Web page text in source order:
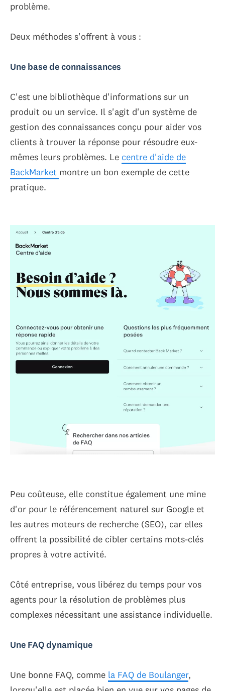
problème.
Deux méthodes s'offrent à vous :
Une base de connaissances
C'est une bibliothèque d'informations sur un
produit ou un service. Il s'agit d'un système de
gestion des connaissances conçu pour aider vos
clients à trouver la réponse pour résoudre eux-
mêmes leurs problèmes. Le centre d'aide de
BackMarket montre un bon exemple de cette
pratique.
Peu coûteuse, elle constitue également une mine
d'or pour le référencement naturel sur Google et
les autres moteurs de recherche (SEO), car elles
offrent la possibilité de cibler certains mots-clés
propres à votre activité.
Côté entreprise, vous libérez du temps pour vos
agents pour la résolution de problèmes plus
complexes nécessitant une assistance individuelle.
Une FAQ dynamique
Une bonne FAQ, comme la FAQ de Boulanger,